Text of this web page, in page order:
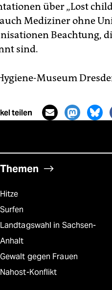
über „Lost
Mediziner ohne
Beachtung,
sind.
Museum
teilen
Themen
Hitze
Surfen
Landtagswahl in Sachsen-
Anhalt
Gewalt gegen Frauen
Nahost-Konflikt